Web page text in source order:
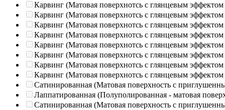
Карвинг (Матовая поверхнотсь с глянцевым эффектом
Карвинг (Матовая поверхнотсь с глянцевым эффектом
Карвинг (Матовая поверхнотсь с глянцевым эффектом
Карвинг (Матовая поверхнотсь с глянцевым эффектом
Карвинг (Матовая поверхнотсь с глянцевым эффектом
Карвинг (Матовая поверхнотсь с глянцевым эффектом
Карвинг (Матовая поверхнотсь с глянцевым эффектом
Карвинг (Матовая поверхнотсь с глянцевым эффектом
Сатинированная (Матовая поверхность с
Лаппатированная (Полуполированная - матовая
Сатинированная (Матовая поверхность с